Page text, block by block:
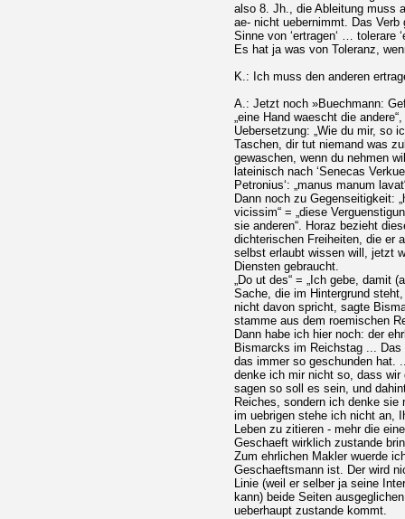
also 8. Jh., die Ableitung muss
ae- nicht uebernimmt. Das
Sinne von ‘ertragen‘ … tolerare
Es hat ja was von Toleranz,
K.: Ich muss den anderen
A.: Jetzt noch »Buechmann:
„eine Hand waescht die
Uebersetzung: „Wie du mir, so
Taschen, dir tut niemand was
gewaschen, wenn du nehmen
lateinisch nach ‘Senecas
Petronius‘: „manus manum
Dann noch zu Gegenseitigkeit:
vicissim“ = „diese
sie anderen“. Horaz bezieht
dichterischen Freiheiten, die er
selbst erlaubt wissen will, jetzt
Diensten gebraucht.
„Do ut des“ = „Ich gebe, damit
Sache, die im Hintergrund
nicht davon spricht, sagte
stamme aus dem roemischen
Dann habe ich hier noch: der
Bismarcks im Reichstag ...
das immer so geschunden hat.
denke ich mir nicht so, dass
sagen so soll es sein, und
Reiches, sondern ich denke sie
im uebrigen stehe ich nicht an,
Leben zu zitieren - mehr die
Geschaeft wirklich zustande
Zum ehrlichen Makler wuerde
Geschaeftsmann ist. Der wird
Linie (weil er selber ja seine
kann) beide Seiten
ueberhaupt zustande kommt.